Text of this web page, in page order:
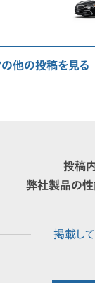
他の投稿を見る
投稿
弊社製品の性